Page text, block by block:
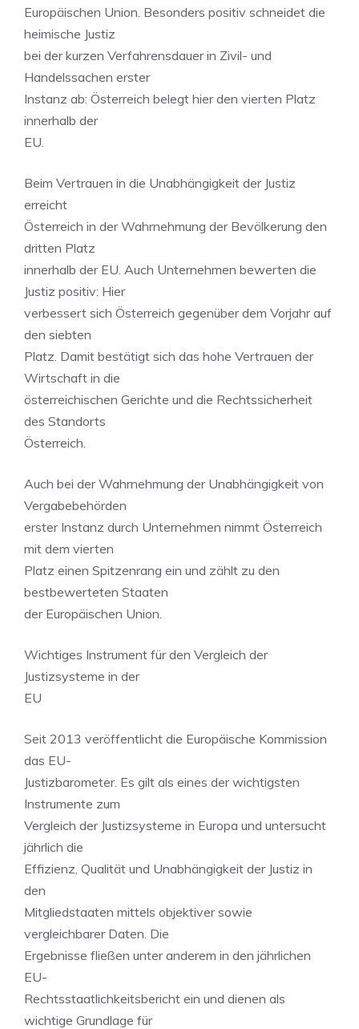
Europäischen Union. Besonders positiv schneidet die
heimische Justiz
bei der kurzen Verfahrensdauer in Zivil- und
Handelssachen erster
Instanz ab: Österreich belegt hier den vierten Platz
innerhalb der
EU.
Beim Vertrauen in die Unabhängigkeit der Justiz
erreicht
Österreich in der Wahrnehmung der Bevölkerung den
dritten Platz
innerhalb der EU. Auch Unternehmen bewerten die
Justiz positiv: Hier
verbessert sich Österreich gegenüber dem Vorjahr auf
den siebten
Platz. Damit bestätigt sich das hohe Vertrauen der
Wirtschaft in die
österreichischen Gerichte und die Rechtssicherheit
des Standorts
Österreich.
Auch bei der Wahrnehmung der Unabhängigkeit von
Vergabebehörden
erster Instanz durch Unternehmen nimmt Österreich
mit dem vierten
Platz einen Spitzenrang ein und zählt zu den
bestbewerteten Staaten
der Europäischen Union.
Wichtiges Instrument für den Vergleich der
Justizsysteme in der
EU
Seit 2013 veröffentlicht die Europäische Kommission
das EU-
Justizbarometer. Es gilt als eines der wichtigsten
Instrumente zum
Vergleich der Justizsysteme in Europa und untersucht
jährlich die
Effizienz, Qualität und Unabhängigkeit der Justiz in
den
Mitgliedstaaten mittels objektiver sowie
vergleichbarer Daten. Die
Ergebnisse fließen unter anderem in den jährlichen
EU-
Rechtsstaatlichkeitsbericht ein und dienen als
wichtige Grundlage für